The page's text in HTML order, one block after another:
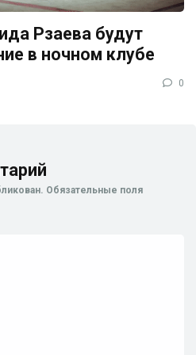
Рзаева будут
в ночном клубе
0
Обязательные поля